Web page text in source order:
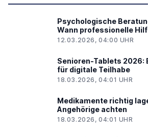
Psychologische
Wann professionelle
12.03.2026, 04:00 UHR
Senioren-Tablets 2026:
für digitale Teilhabe
18.03.2026, 04:01 UHR
Medikamente richtig
Angehörige achten
18.03.2026, 04:01 UHR